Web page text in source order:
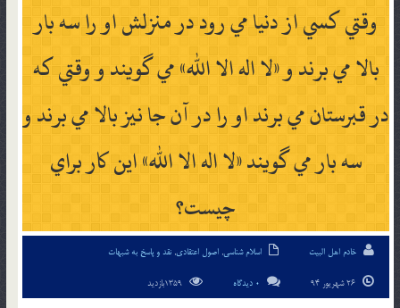
وقتي كسي از دنيا مي رود در منزلش او را سه بار
بالا مي برند و «لا اله الا الله» مي گويند و وقتي كه
در قبرستان مي برند او را در آن جا نيز بالا مي برند و
سه بار مي گويند «لا اله الا الله» اين كار براي
چيست؟
خادم اهل البیت اسلام شناسی, اصول اعتقادی, نقد و پاسخ به شبهات
0 دیدگاه